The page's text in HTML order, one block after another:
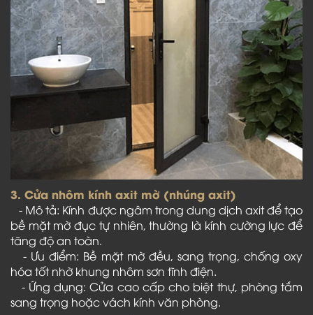
3. Cửa nhôm kính axit mờ (nhúng axit)
- Mô tả: Kính được ngâm trong dung dịch axit để tạo
bề mặt mờ đục tự nhiên, thường là kính cường lực để
tăng độ an toàn.
- Ưu điểm: Bề mặt mờ đều, sang trọng, chống oxy
hóa tốt nhờ khung nhôm sơn tĩnh điện.
- Ứng dụng: Cửa cao cấp cho biệt thự, phòng tắm
sang trọng hoặc vách kính văn phòng.